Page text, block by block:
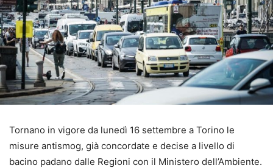
Tornano in vigore da lunedì 16 settembre a Torino le
misure antismog, già concordate e decise a livello di
bacino padano dalle Regioni con il Ministero dell’Ambiente.